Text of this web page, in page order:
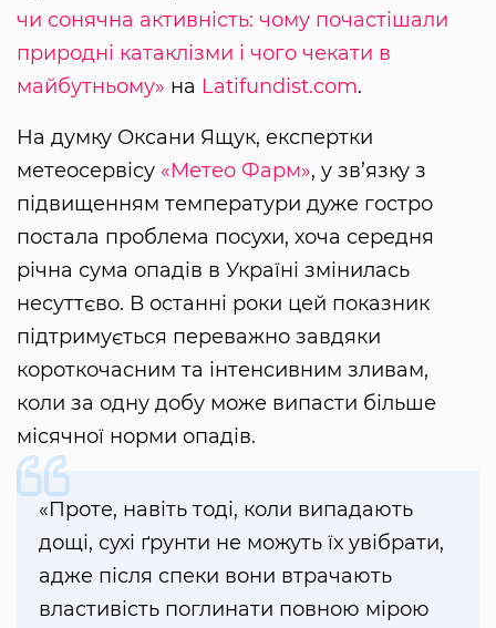
чи сонячна активність: чому почастішали
природні катаклізми і чого чекати в
майбутньому» на Latifundist.com.
На думку Оксани Ящук, експертки
метеосервісу «Метео Фарм», у зв’язку з
підвищенням температури дуже гостро
постала проблема посухи, хоча середня
річна сума опадів в Україні змінилась
несуттєво. В останні роки цей показник
підтримується переважно завдяки
короткочасним та інтенсивним зливам,
коли за одну добу може випасти більше
місячної норми опадів.
«Проте, навіть тоді, коли випадають
дощі, сухі ґрунти не можуть їх увібрати,
адже після спеки вони втрачають
властивість поглинати повною мірою